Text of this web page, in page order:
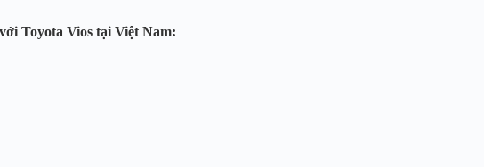
Toyota Vios tại Việt Nam: